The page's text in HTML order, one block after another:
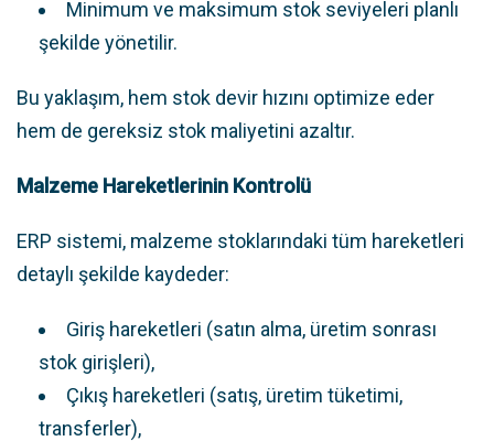
Minimum ve maksimum stok seviyeleri planlı
şekilde yönetilir.
Bu yaklaşım, hem stok devir hızını optimize eder
hem de gereksiz stok maliyetini azaltır.
Malzeme Hareketlerinin Kontrolü
ERP sistemi, malzeme stoklarındaki tüm hareketleri
detaylı şekilde kaydeder:
Giriş hareketleri (satın alma, üretim sonrası
stok girişleri),
Çıkış hareketleri (satış, üretim tüketimi,
transferler),